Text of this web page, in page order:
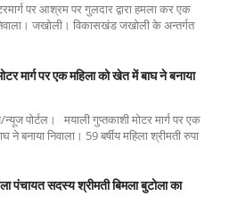
पर आश्रम पर गुलदार द्वारा हमला कर एक
जखोली। विकासखंड जखोली के अन्तर्गत
मार्ग पर एक महिला को खेत में बाघ ने बनाया
पोर्टल। मयाली गुप्तकाशी मोटर मार्ग पर एक
ने बनाया निवाला। 59 बर्षीय महिला श्रीमती रुपा
पंचायत सदस्य श्रीमती बिमला बुटोला का